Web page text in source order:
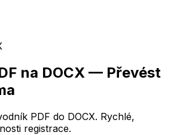
na DOCX — Převést
PDF do DOCX. Rychlé,
registrace.